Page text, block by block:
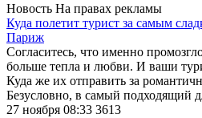
Новость На правах рекламы
Куда полетит турист за самым
Париж
Согласитесь, что именно
больше тепла и любви. И ваши
Куда же их отправить за
Безусловно, в самый подходящий
27 ноября 08:33 3613